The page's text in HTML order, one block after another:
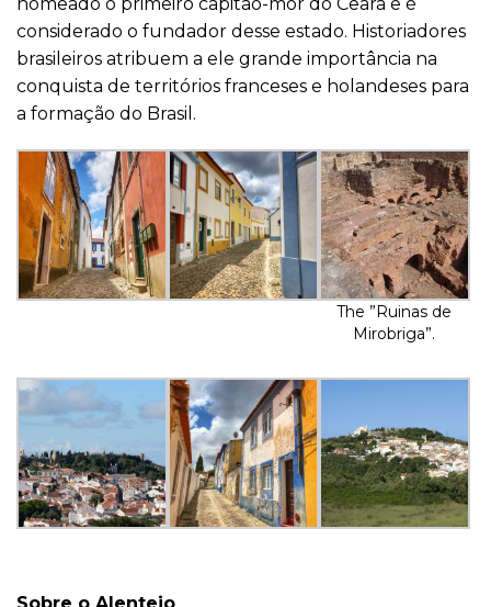
nomeado o primeiro capitão-mor do Ceará e é
considerado o fundador desse estado. Historiadores
brasileiros atribuem a ele grande importância na
conquista de territórios franceses e holandeses para
a formação do Brasil.
The ”Ruinas de
Mirobriga”.